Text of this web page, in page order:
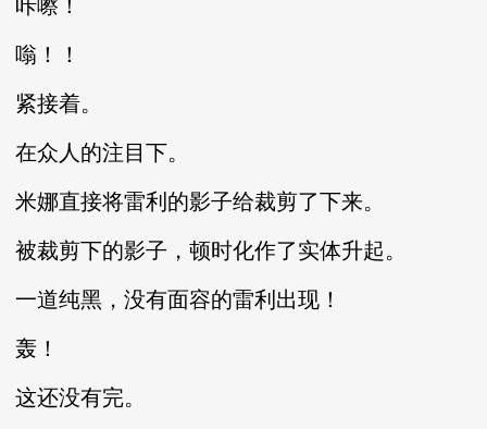
咔嚓！
嗡！！
紧接着。
在众人的注目下。
米娜直接将雷利的影子给裁剪了下来。
被裁剪下的影子，顿时化作了实体升起。
一道纯黑，没有面容的雷利出现！
轰！
这还没有完。